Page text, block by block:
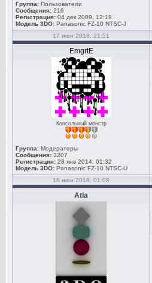
Группа: Пользователи
Сообщения: 216
Регистрация: 04 дек 2009, 12:18
Модель 3DO: Panasonic FZ-10 NTSC-J
17 июн 2018, 21:51
EmgrtE
Консольный монстр
Группа: Модераторы
Сообщения: 3207
Регистрация: 28 янв 2014, 01:32
Модель 3DO: Panasonic FZ-10 NTSC-U
18 июн 2018, 01:08
Atla